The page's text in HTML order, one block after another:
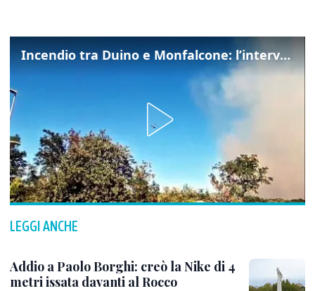
Incendio tra Duino e Monfalcone: l’intervento dei vigili del fuoco
LEGGI ANCHE
Addio a Paolo Borghi: creò la Nike di 4
metri issata davanti al Rocco